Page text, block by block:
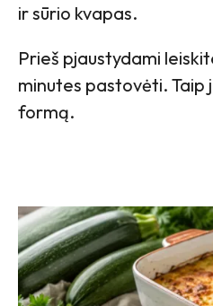
ir sūrio kvapas.
Prieš pjaustydami
minutes pastovėti. Taip
formą.